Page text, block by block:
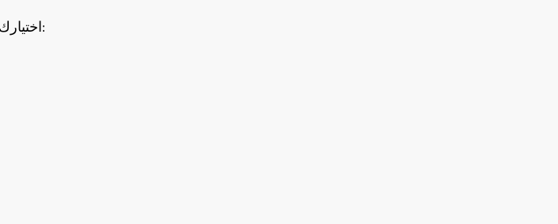
اختيارك لشركة متخصصة مثل ألما في مجال صيانة شبكات الغاز المركزية يعني أنك ستستفيد من: